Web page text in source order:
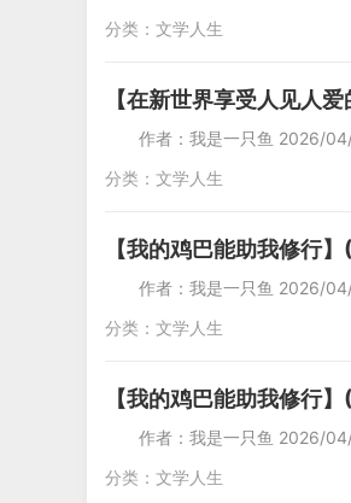
分类： 文学人生
【在新世界享受人见人爱
作者：我是一只鱼 2026/
分类： 文学人生
【我的鸡巴能助我修行】
作者：我是一只鱼 2026/
分类： 文学人生
【我的鸡巴能助我修行
作者：我是一只鱼 2026/
分类： 文学人生